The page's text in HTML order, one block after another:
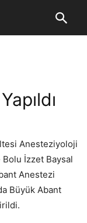
Anesteziyoloji
İzzet Baysal
Anestezi
Büyük Abant